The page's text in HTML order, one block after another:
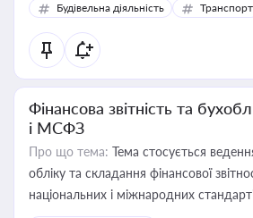
Будівельна діяльність
Транспорт
Фінансова звітність та
і МСФЗ
Про що тема: Тема стосується
обліку та складання фінансової
національних і міжнародних